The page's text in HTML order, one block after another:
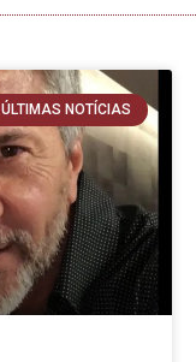
ÚLTIMAS NOTÍCIAS